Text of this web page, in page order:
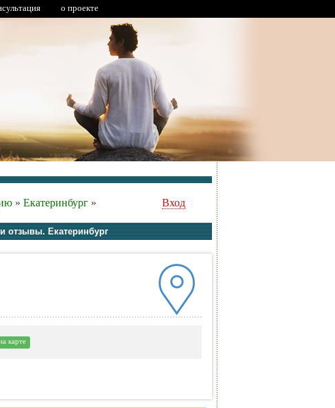
о проекте
» Екатеринбург »
Вход
отзывы. Екатеринбург
карте